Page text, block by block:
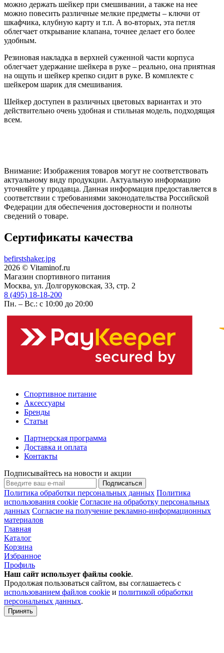
можно держать шейкер при смешивании, а также на нее
можно повесить различные мелкие предметы – ключи от
шкафчика, клубную карту и т.п. А во-вторых, эта петля
облегчает открывание клапана, точнее делает его более
удобным.
Резиновая накладка в верхней суженной части корпуса
облегчает удержание шейкера в руке – реально, она приятная
на ощупь и шейкер крепко сидит в руке. В комплекте с
шейкером шарик для смешивания.
Шейкер доступен в различных цветовых вариантах и это
действительно очень удобная и стильная модель, подходящая
всем.
Внимание: Изображения товаров могут не соответствовать
актуальному виду продукции. Актуальную информацию
уточняйте у продавца. Данная информация предоставляется в
соответствии с требованиями законодательства Российской
Федерации для обеспечения достоверности и полноты
сведений о товаре.
Сертификаты качества
befirstshaker.jpg
2026 © Vitaminof.ru
Магазин спортивного питания
Москва, ул. Долгоруковская, 33, стр. 2
8 (495) 18-18-200
Пн. – Вс.: с 10:00 до 20:00
Спортивное питание
Аксессуары
Бренды
Статьи
Партнерская программа
Доставка и оплата
Контакты
Подписывайтесь на новости и акции
Подписаться
Политика обработки персональных данных Политика
использования cookie Согласие на обработку персональных
данных Согласие на получение рекламно-информационных
материалов
Главная
Каталог
Корзина
Избранное
Профиль
Наш сайт использует файлы cookie.
Продолжая пользоваться сайтом, вы соглашаетесь с
использованием файлов cookie и политикой обработки
персональных данных.
Принять